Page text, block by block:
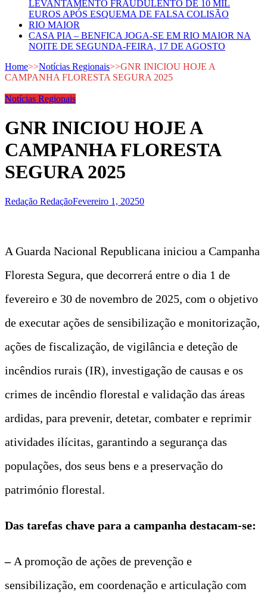
LEVANTAMENTO FRAUDULENTO DE 10 MIL
EUROS APÓS ESQUEMA DE FALSA COLISÃO
RIO MAIOR
CASA PIA – BENFICA JOGA-SE EM RIO MAIOR NA
NOITE DE SEGUNDA-FEIRA, 17 DE AGOSTO
Home>>Notícias Regionais>>GNR INICIOU HOJE A
CAMPANHA FLORESTA SEGURA 2025
Notícias Regionais
GNR INICIOU HOJE A
CAMPANHA FLORESTA
SEGURA 2025
Redação RedaçãoFevereiro 1, 20250
A Guarda Nacional Republicana iniciou a Campanha
Floresta Segura, que decorrerá entre o dia 1 de
fevereiro e 30 de novembro de 2025, com o objetivo
de executar ações de sensibilização e monitorização,
ações de fiscalização, de vigilância e deteção de
incêndios rurais (IR), investigação de causas e os
crimes de incêndio florestal e validação das áreas
ardidas, para prevenir, detetar, combater e reprimir
atividades ilícitas, garantindo a segurança das
populações, dos seus bens e a preservação do
património florestal.
Das tarefas chave para a campanha destacam-se:
– A promoção de ações de prevenção e
sensibilização, em coordenação e articulação com